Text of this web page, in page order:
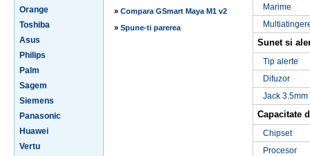
Orange
Toshiba
Asus
Philips
Palm
Sagem
Siemens
Panasonic
Huawei
Vertu
» Compara GSmart Maya M1 v2
» Spune-ti parerea
Marime
Sunet si
Tip alerte
Difuzor
Jack 3.5mm
Capacitate
Chipset
Procesor